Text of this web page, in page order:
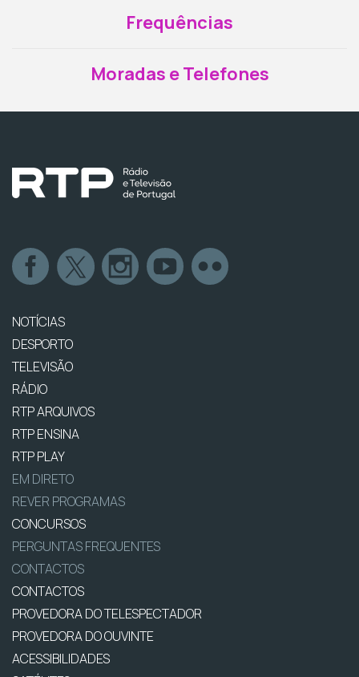
Frequências
Moradas e Telefones
NOTÍCIAS
DESPORTO
TELEVISÃO
RÁDIO
RTP ARQUIVOS
RTP ENSINA
RTP PLAY
EM DIRETO
REVER PROGRAMAS
CONCURSOS
PERGUNTAS FREQUENTES
CONTACTOS
CONTACTOS
PROVEDORA DO TELESPECTADOR
PROVEDORA DO OUVINTE
ACESSIBILIDADES